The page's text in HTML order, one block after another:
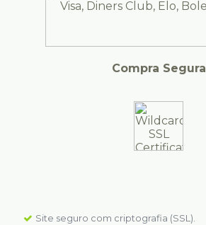
Compra Segura
Site seguro com criptografia (SSL).